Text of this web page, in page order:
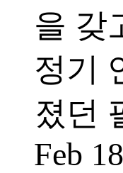
을 갖
정기
졌던
Feb